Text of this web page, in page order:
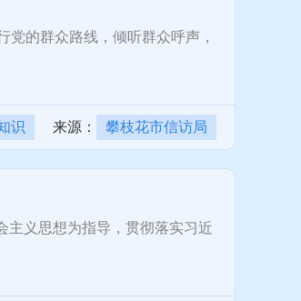
的群众路线，倾听群众呼声，
识 来源： 攀枝花市信访局
义思想为指导，贯彻落实习近